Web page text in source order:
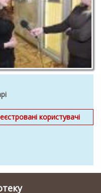
користувачі